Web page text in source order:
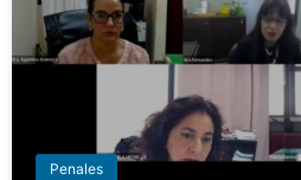
Penales